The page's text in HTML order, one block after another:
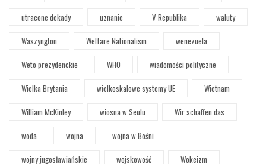
utracone dekady
uznanie V Republika
waluty
Waszyngton
Welfare Nationalism
wenezuela
Weto prezydenckie
WHO
wiadomości polityczne
Wielka Brytania
wielkoskalowe systemy UE
Wietnam
William McKinley
wiosna w Seulu
Wir schaffen das
woda
wojna
wojna w Bośni
wojny jugosławiańskie
wojskowość
Wokeizm